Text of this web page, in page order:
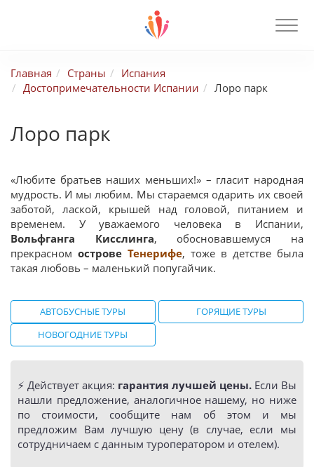
Главная Страны
Испания
Достопримечательности Испании
Лоро парк
Лоро парк
«Любите братьев наших меньших!» – гласит народная
мудрость. И мы любим. Мы стараемся одарить их своей
заботой, лаской, крышей над головой, питанием и
временем. У уважаемого человека в Испании,
Вольфганга Кисслинга, обосновавшемуся на
прекрасном острове Тенерифе, тоже в детстве была
такая любовь – маленький попугайчик.
АВТОБУСНЫЕ ТУРЫ
ГОРЯЩИЕ ТУРЫ
НОВОГОДНИЕ ТУРЫ
⚡️ Действует акция: гарантия лучшей цены. Если Вы
нашли предложение, аналогичное нашему, но ниже
по стоимости, сообщите нам об этом и мы
предложим Вам лучшую цену (в случае, если мы
сотрудничаем с данным туроператором и отелем).